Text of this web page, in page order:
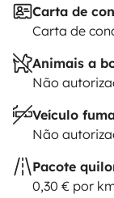
Carta de
Carta de
Animais a
Não
Veículo
Não
Pacote
0,30 € por